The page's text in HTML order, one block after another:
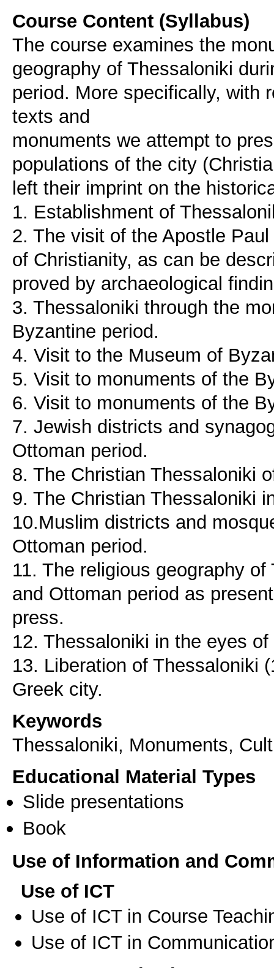
Course Content (Syllabus)
The course examines the
geography of Thessaloniki
period. More specifically, with
texts and
monuments we attempt to
populations of the city
left their imprint on the
1. Establishment of
2. The visit of the Apostle
of Christianity, as can be
proved by archaeological
3. Thessaloniki through the
Byzantine period.
4. Visit to the Museum of
5. Visit to monuments of the
6. Visit to monuments of the
7. Jewish districts and
Ottoman period.
8. The Christian Thessaloniki
9. The Christian Thessaloniki
10.Muslim districts and
Ottoman period.
11. The religious geography
and Ottoman period as
press.
12. Thessaloniki in the eyes
13. Liberation of Thessaloniki
Greek city.
Keywords
Thessaloniki, Monuments,
Educational Material Types
Slide presentations
Book
Use of Information and
Use of ICT
Use of ICT in Course
Use of ICT in